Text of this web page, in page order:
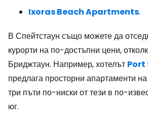
Ixoras Beach Apartments.
В Спейтстаун също можете да
курорти на по-достъпни цени,
Бриджтаун. Например, хотелът Port
предлага просторни апартаменти
три пъти по-ниски от тези в по-
юг.